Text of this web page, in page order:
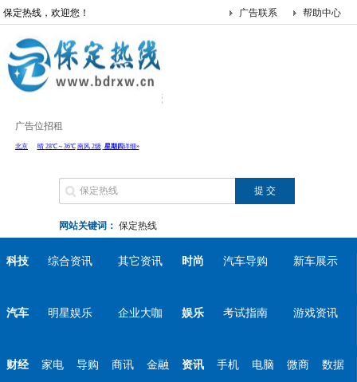
保定热线，欢迎您！ 帮助中心
广告联系
广告位招租
网站关键词： 保定热线
科技 综合资讯 其它资讯 时尚 汽车导购 新车展示
汽车 明星娱乐 企业大咖 娱乐 考试指南 游戏资讯
财经 家电 导购 商讯 金融 资讯 手机 电脑 微商 数据